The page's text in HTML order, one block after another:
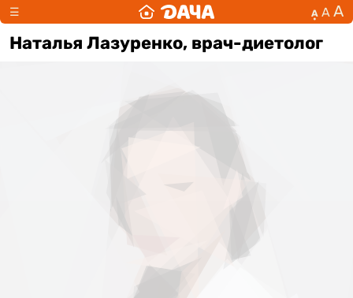
☰ А А А
Наталья Лазуренко, врач-диетолог